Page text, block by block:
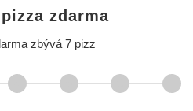
zdarma
zbývá 7 pizz